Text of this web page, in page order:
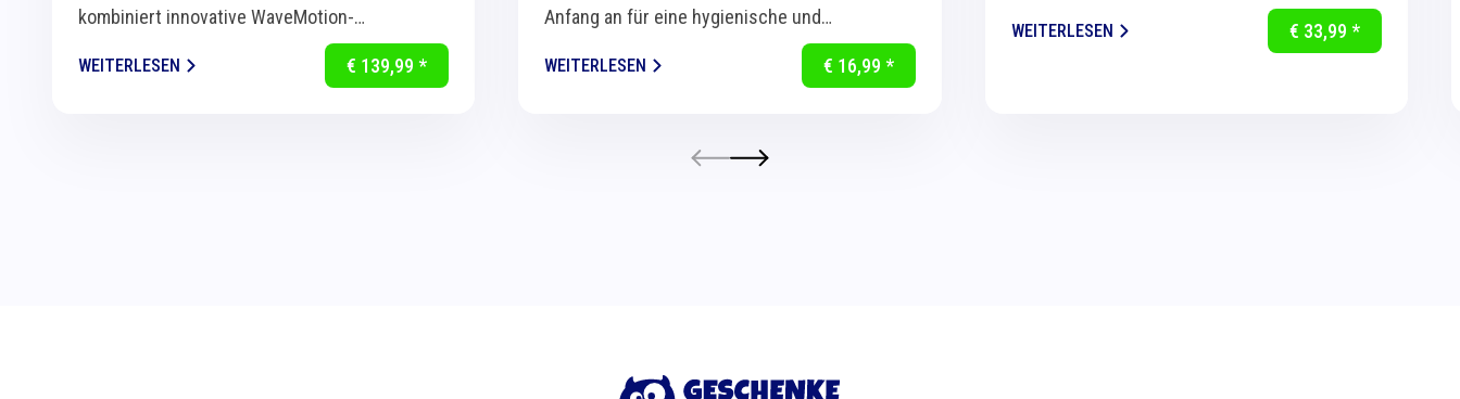
kombiniert innovative WaveMotion-
Technologie mit intelligenter Sensorik für
eine...
WEITERLESEN € 139,99 *
Anfang an für eine hygienische und
komfortable Handreinigung in Küche und Bad.
Dank...
WEITERLESEN € 16,99 *
Bildschirm ergonomisch auf Augenhöhe zu...
WEITERLESEN € 33,99 *